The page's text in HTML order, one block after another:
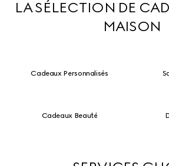
LA SÉLECTION DE
MAISON
Cadeaux Personnalisés
Cadeaux Beauté